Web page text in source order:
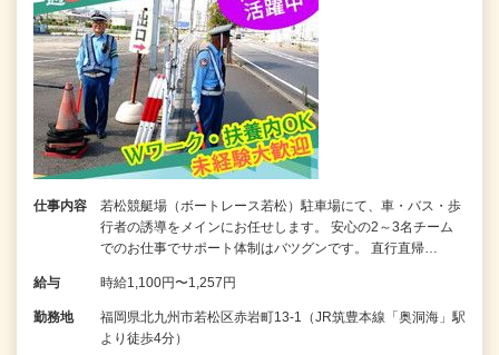
仕事内容
若松競艇場（ボートレース若松）駐車場にて、車・バス・歩
行者の誘導をメインにお任せします。 安心の2～3名チーム
でのお仕事でサポート体制はバツグンです。 直行直帰…
給与 時給1,100円〜1,257円
勤務地
福岡県北九州市若松区赤岩町13-1（JR筑豊本線「奥洞海」駅
より徒歩4分）